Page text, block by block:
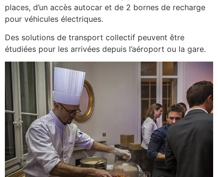
places, d’un accès autocar et de 2 bornes de recharge
pour véhicules électriques.
Des solutions de transport collectif peuvent être
étudiées pour les arrivées depuis l’aéroport ou la gare.